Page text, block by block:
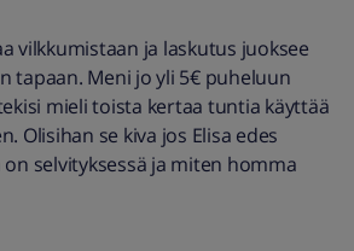
vilkkumistaan ja laskutus juoksee
tapaan. Meni jo yli 5€ puheluun
mieli toista kertaa tuntia käyttää
Olisihan se kiva jos Elisa edes
selvityksessä ja miten homma